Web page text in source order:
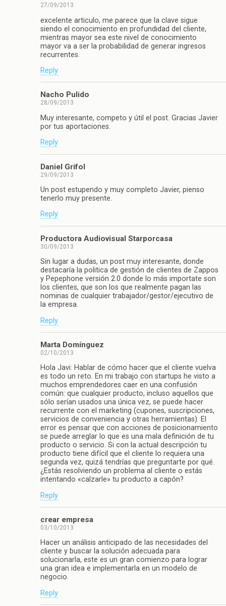
27/09/2013
excelente articulo, me parece que la clave sigue
siendo el conocimiento en profundidad del cliente,
mientras mayor sea este nivel de conocimiento
mayor va a ser la probabilidad de generar ingresos
recurrentes.
Reply
Nacho Pulido
28/09/2013
Muy interesante, competo y útil el post. Gracias Javier
por tus aportaciones.
Reply
Daniel Grifol
29/09/2013
Un post estupendo y muy completo Javier, pienso
tenerlo muy presente.
Reply
Productora Audiovisual Starporcasa
30/09/2013
Sin lugar a dudas, un post muy interesante, donde
destacaría la politica de gestión de clientes de Zappos
y Pepephone versión 2.0 donde lo más importate son
los clientes, que son los que realmente pagan las
nominas de cualquier trabajador/gestor/ejecutivo de
la empresa.
Reply
Marta Domínguez
02/10/2013
Hola Javi: Hablar de cómo hacer que el cliente vuelva
es todo un reto. En mi trabajo con startups he visto a
muchos emprendedores caer en una confusión
común: que cualquier producto, incluso aquellos que
sólo serían usados una única vez, se puede hacer
recurrente con el marketing (cupones, suscripciones,
servicios de conveniencia y otras herramientas). El
error es pensar que con acciones de posicionamiento
se puede arreglar lo que es una mala definición de tu
producto o servicio. Si con la actual descripción tu
producto tiene difícil que el cliente lo requiera una
segunda vez, quizá tendrías que preguntarte por qué.
¿Estás resolviendo un problema al cliente o estás
intentando «calzarle» tu producto a capón?
Reply
crear empresa
03/10/2013
Hacer un análisis anticipado de las necesidades del
cliente y buscar la solución adecuada para
solucionarla, este es un gran comienzo para lograr
una gran idea e implementarla en un modelo de
negocio.
Reply